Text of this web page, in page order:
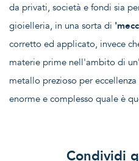
da privati, società e fondi sia
gioielleria, in una sorta di
corretto ed applicato, invece
materie prime nell'ambito di
metallo prezioso per
enorme e complesso quale è
Condividi